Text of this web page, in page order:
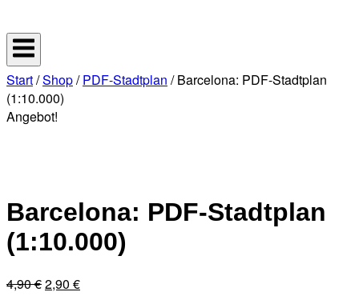
to
content
Start/Shop/PDF-Stadtplan / Barcelona: PDF-Stadtplan
(1:10.000)
Angebot!
Barcelona: PDF-Stadtplan
(1:10.000)
4,90€Ursprünglicher
2,90 €Aktueller